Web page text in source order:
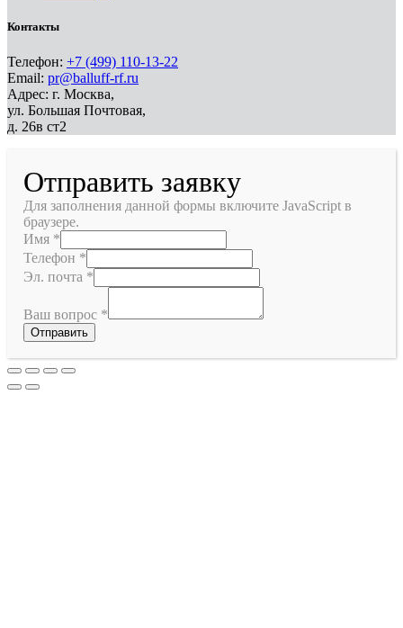
Контакты
Телефон: +7 (499) 110-13-22
Email: pr@balluff-rf.ru
Адрес: г. Москва,
ул. Большая Почтовая,
д. 26в ст2
Отправить заявку
Для заполнения данной формы включите JavaScript в
браузере.
Имя *
Телефон *
Эл. почта *
Ваш вопрос *
Отправить